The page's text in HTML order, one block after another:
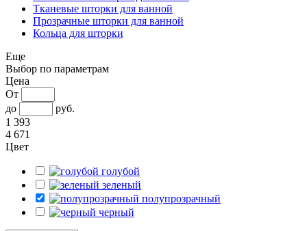
Тканевые шторки для ванной
Прозрачные шторки для ванной
Кольца для шторки
Еще
Выбор по параметрам
Цена
От
до
руб.
1 393
4 671
Цвет
голубой
зеленый
полупрозрачный
черный